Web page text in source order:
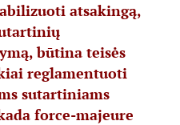
atsakingą,
būtina teisės
reglamentuoti
sutartiniams
force-majeure